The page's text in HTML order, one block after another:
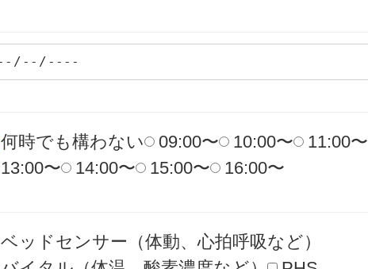
何時でも構わない 09:00〜 10:00〜
11:00〜
13:00〜
14:00〜 15:00〜 16:00〜
ベッドセンサー（体動、心拍呼吸など）